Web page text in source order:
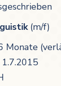
(m/f)
Monate